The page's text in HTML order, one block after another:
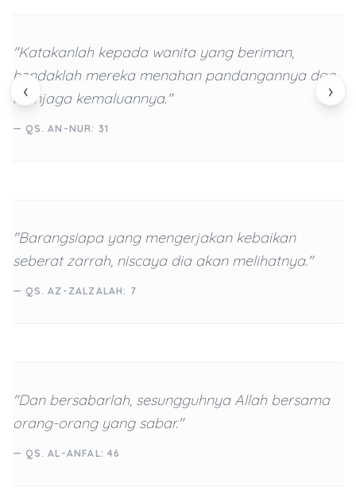
‹ ›
"Katakanlah kepada wanita yang beriman,
hendaklah mereka menahan pandangannya dan
menjaga kemaluannya."
— QS. AN-NUR: 31
"Barangsiapa yang mengerjakan kebaikan
seberat zarrah, niscaya dia akan melihatnya."
— QS. AZ-ZALZALAH: 7
"Dan bersabarlah, sesungguhnya Allah bersama
orang-orang yang sabar."
— QS. AL-ANFAL: 46